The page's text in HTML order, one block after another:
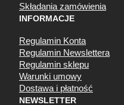
Składania zamówienia
INFORMACJE
Regulamin Konta
Regulamin Newslettera
Regulamin sklepu
Warunki umowy
Dostawa i płatność
NEWSLETTER